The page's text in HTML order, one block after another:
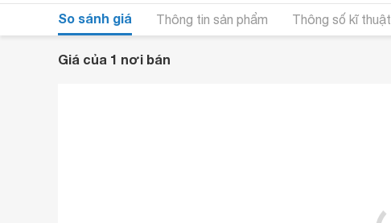
So sánh giá Thông tin sản phẩm Thông số kĩ thuật
Giá của 1 nơi bán